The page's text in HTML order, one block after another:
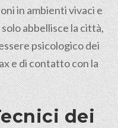
in ambienti vivaci e
abbellisce la città,
psicologico dei
e di contatto con la
dei